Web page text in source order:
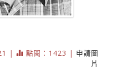
| 點閱：1423 | 申請圖
片